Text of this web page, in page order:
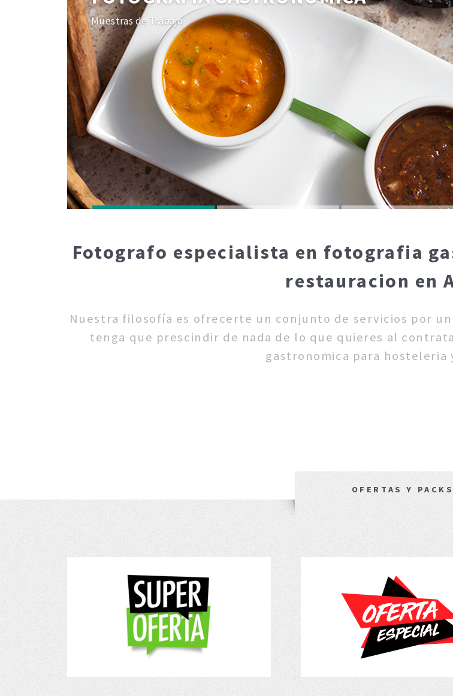
Muestras de Trabajo
Fotografo especialista en fotografia
restauracion en
Nuestra filosofía es ofrecerte un conjunto de servicios por
tenga que prescindir de nada de lo que quieres al
gastronomica para hosteleria
OFERTAS Y PACKS